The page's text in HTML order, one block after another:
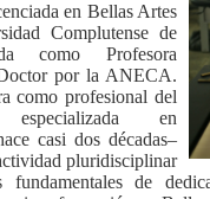
en Bellas Artes
Complutense de
como Profesora
por la ANECA.
como profesional del
especializada en
casi dos décadas–
pluridisciplinar
fundamentales de